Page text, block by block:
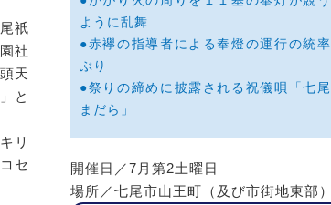
祇
社
天
と
リ
セ
ように乱舞
●赤襷の指導者による奉燈の運行の統率
ぶり
●祭りの締めに披露される祝儀唄「七尾
まだら」
開催日／7月第2土曜日
場所／七尾市山王町（及び市街地東部）